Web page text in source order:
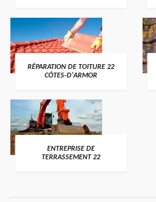
RÉPARATION DE TOITURE 22
CÔTES-D'ARMOR
ENTREPRISE DE
TERRASSEMENT 22